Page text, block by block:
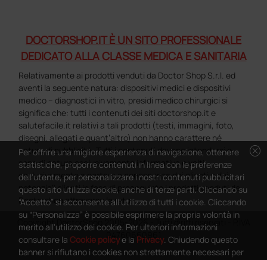
DOCTORSHOP.IT È UN SITO PROFESSIONALE
DEDICATO ALLA CLASSE MEDICA E SANITARIA
Relativamente ai prodotti venduti da Doctor Shop S.r.l. ed
aventi la seguente natura: dispositivi medici e dispositivi
medico – diagnostici in vitro, presidi medico chirurgici si
significa che: tutti i contenuti dei siti doctorshop.it e
salutefacile.it relativi a tali prodotti (testi, immagini, foto,
disegni, allegati e quant’altro) non hanno carattere né
natura di pubblicità. Tutti i contenuti devono intendersi e
sono di natura esclusivamente informativa e volti
esclusivamente a portare a conoscenza dei clienti e dei
potenziali clienti in fase di preacquisto i prodotti venduti da
Doctorshop attraverso la rete.
Copyright DoctorShop 2005-2026 - Tutti diritti riservati - P.IVA
04760660961
cancel
Per offrire una migliore esperienza di navigazione, ottenere
statistiche, proporre contenuti in linea con le preferenze
dell'utente, per personalizzare i nostri contenuti pubblicitari
questo sito utilizza cookie, anche di terze parti. Cliccando su
“Accetto” si acconsente all'utilizzo di tutti i cookie. Cliccando
su “Personalizza” è possibile esprimere la propria volontà in
merito all'utilizzo dei cookie. Per ulteriori informazioni
consultare la Cookie policye la Privacy. Chiudendo questo
banner si rifiutano i cookies non strettamente necessari per